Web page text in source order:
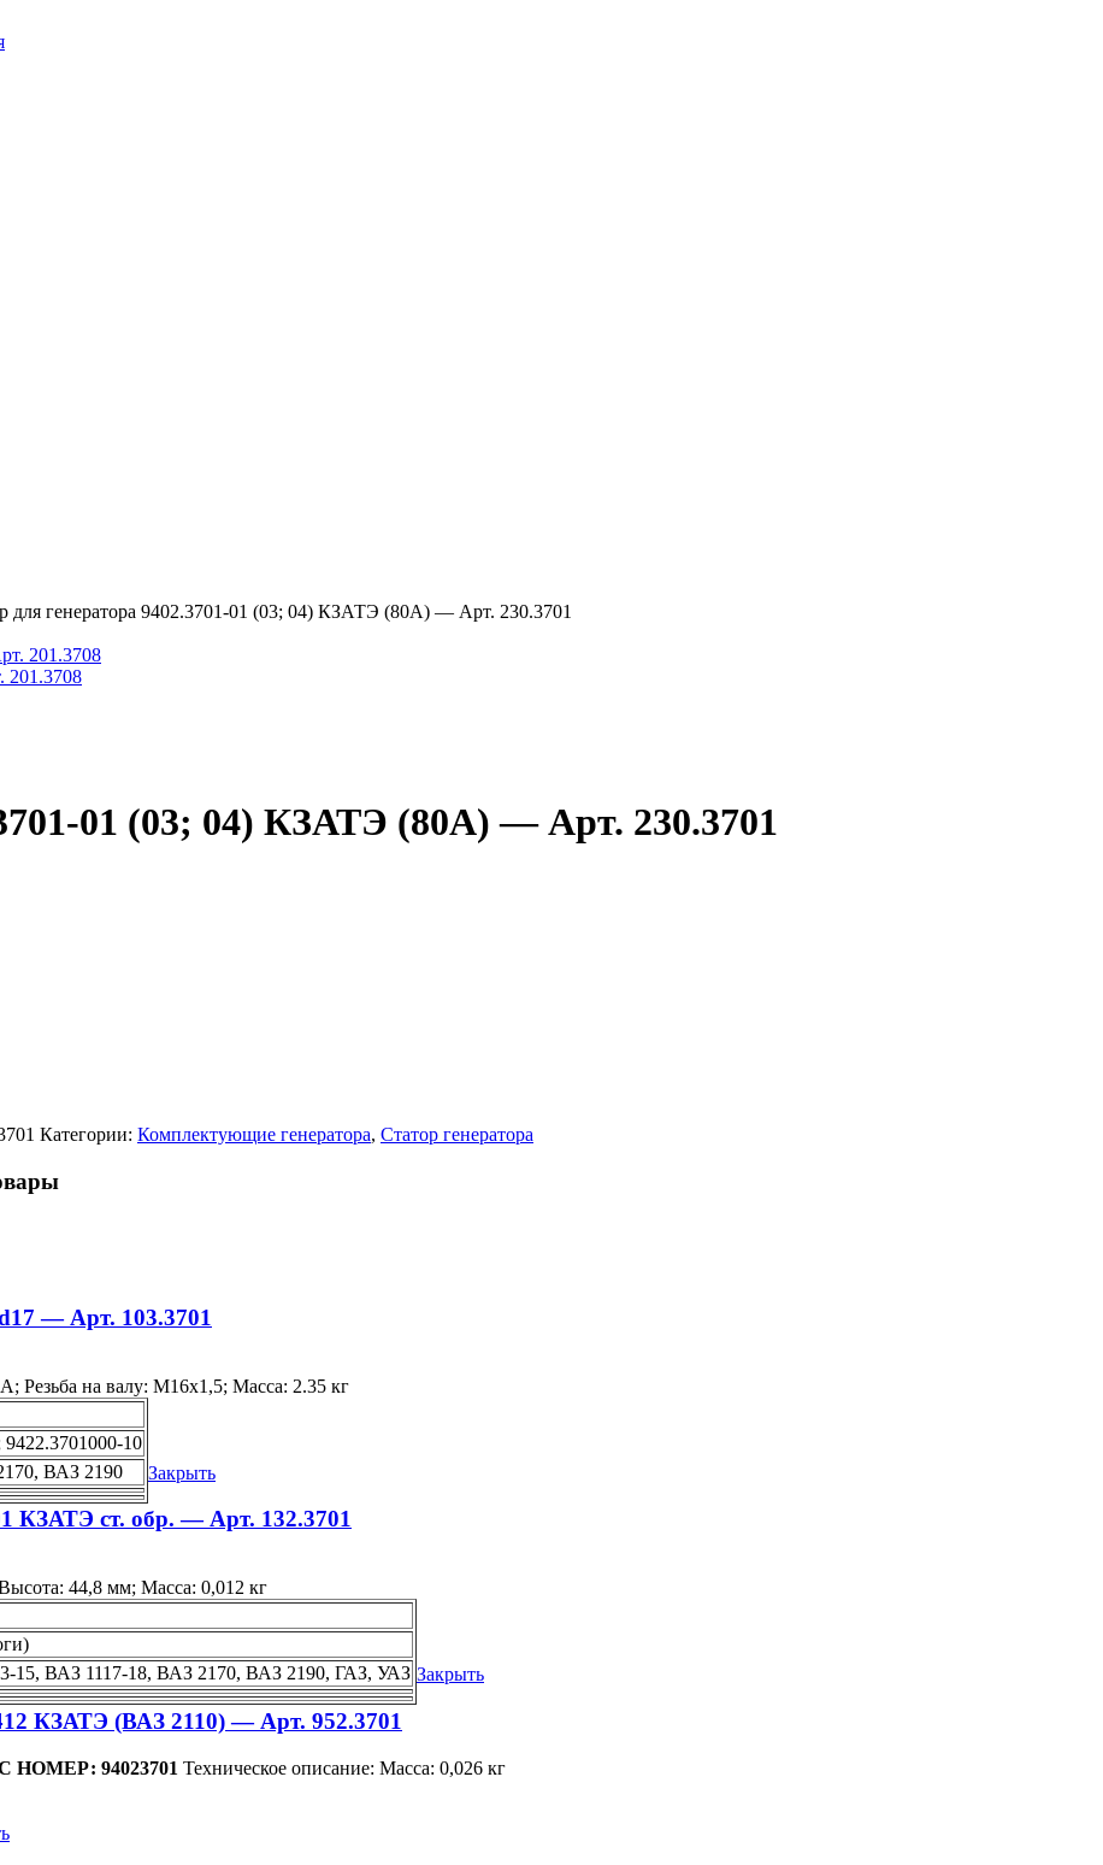
для генератора 9402.3701-01 (03; 04) КЗАТЭ (80А) — Арт. 230.3701
201.3708
01 (03; 04) КЗАТЭ (80А) — Арт. 230.3701
Категории: Комплектующие генератора, Статор генератора
— Арт. 103.3701
Резьба на валу: М16х1,5; Масса: 2.35 кг
9422.3701000-10
ВАЗ 2190
Закрыть
КЗАТЭ ст. обр. — Арт. 132.3701
44,8 мм; Масса: 0,012 кг
15, ВАЗ 1117-18, ВАЗ 2170, ВАЗ 2190, ГАЗ, УАЗ Закрыть
КЗАТЭ (ВАЗ 2110) — Арт. 952.3701
НОМЕР: 94023701 Техническое описание: Масса: 0,026 кг